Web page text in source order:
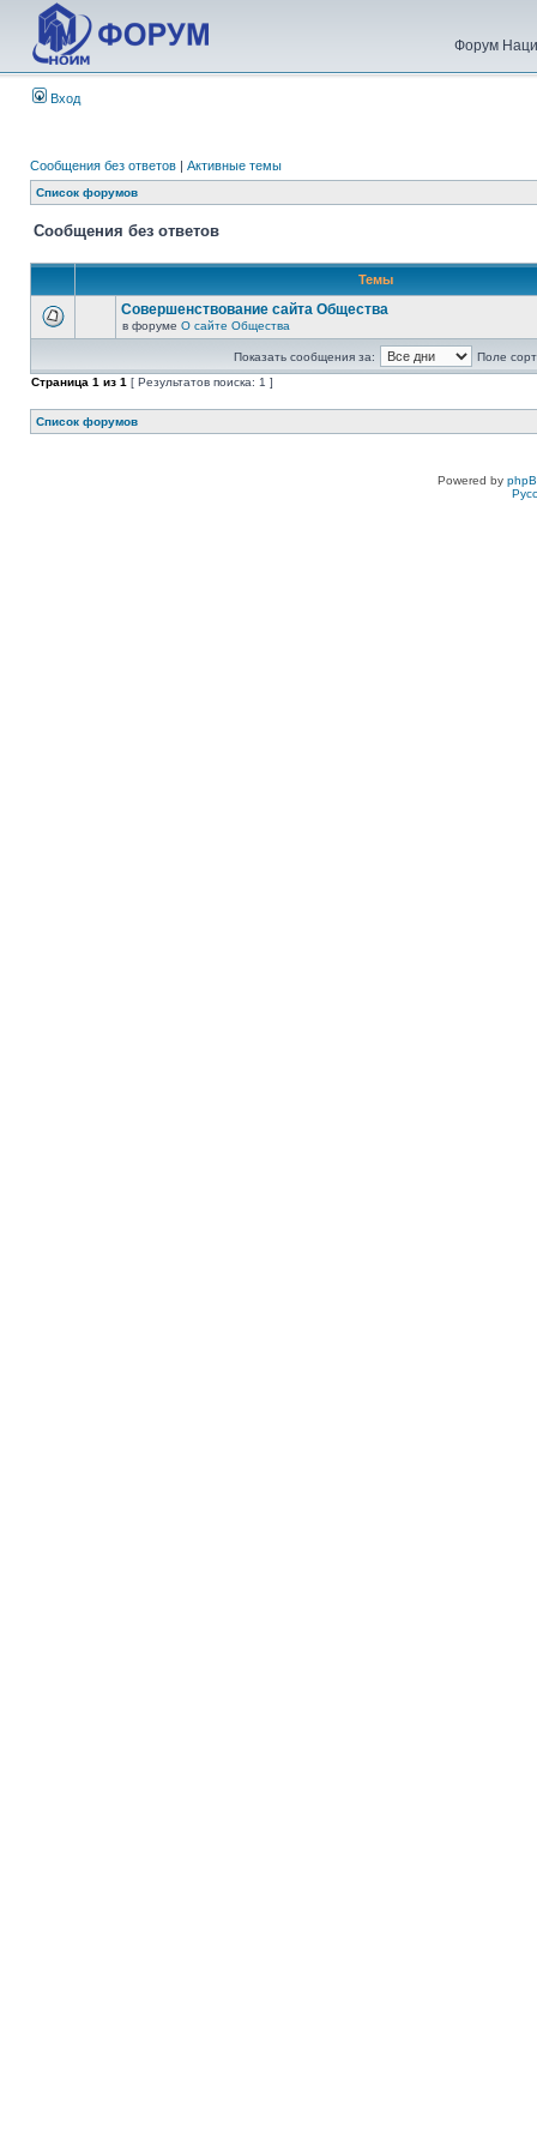
Форум
Вход
Сообщения без ответов | Активные темы
Список форумов
Сообщения без ответов
Темы
Совершенствование сайта Общества
в форуме О сайте Общества
Показать сообщения за:
Поле
Страница 1 из 1 [ Результатов поиска: 1 ]
Список форумов
Powered by